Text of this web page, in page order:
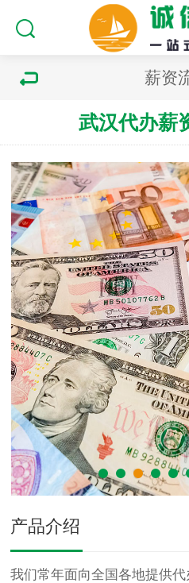
薪资
武汉代办薪
产品介绍
我们常年面向全国各地提供